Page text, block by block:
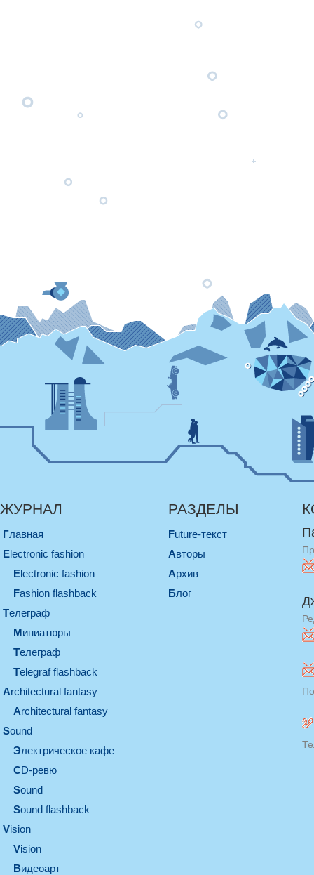
ЖУРНАЛ
Главная
electronic fashion
electronic fashion
Fashion flashback
телеграф
миниатюры
телеграф
Telegraf flashback
architectural fantasy
architectural fantasy
sound
электрическое кафе
CD-ревю
sound
Sound flashback
vision
vision
видеоарт
РАЗДЕЛЫ
Future-текст
Авторы
Архив
Блог